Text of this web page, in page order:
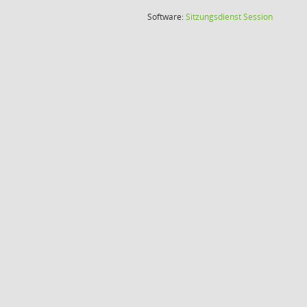
Software:SitzungsdienstSession(Wird in